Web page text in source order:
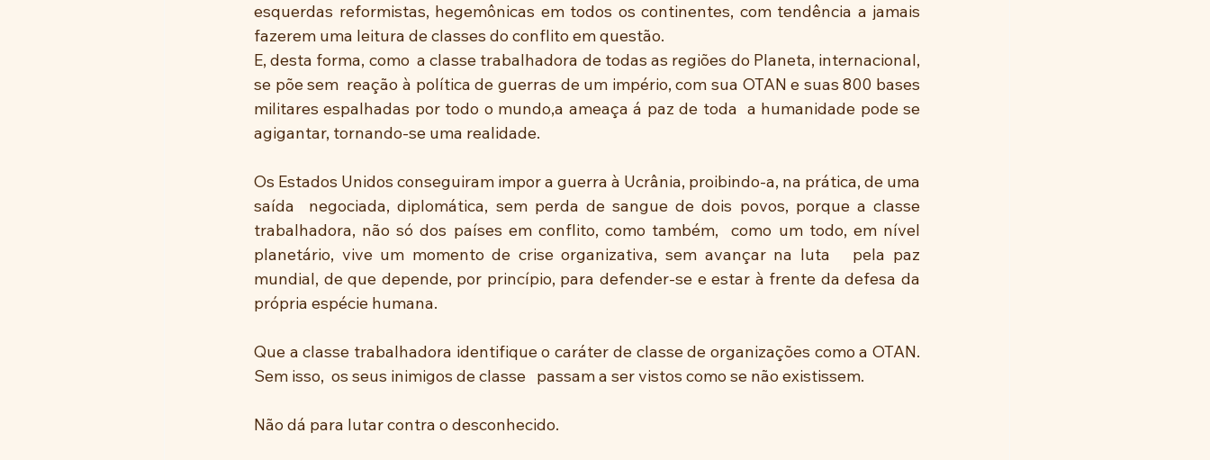
esquerdas reformistas, hegemônicas em todos os continentes, com tendência a jamais
fazerem uma leitura de classes do conflito em questão.
E, desta forma, como  a classe trabalhadora de todas as regiões do Planeta, internacional,
se põe sem  reação à política de guerras de um império, com sua OTAN e suas 800 bases
militares espalhadas por todo o mundo,a ameaça á paz de toda  a humanidade pode se
agigantar, tornando-se uma realidade.
Os Estados Unidos conseguiram impor a guerra à Ucrânia, proibindo-a, na prática, de uma
saída  negociada, diplomática, sem perda de sangue de dois povos, porque a classe
trabalhadora, não só dos países em conflito, como também,  como um todo, em nível
planetário, vive um momento de crise organizativa, sem avançar na luta   pela paz
mundial, de que depende, por princípio, para defender-se e estar à frente da defesa da
própria espécie humana.
Que a classe trabalhadora identifique o caráter de classe de organizações como a OTAN.
Sem isso,  os seus inimigos de classe   passam a ser vistos como se não existissem.
Não dá para lutar contra o desconhecido.